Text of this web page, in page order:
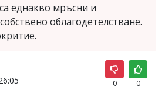
еднакво мръсни и
облагодетелстване.
0 0